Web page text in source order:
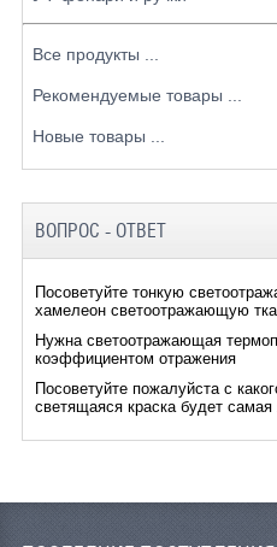
Все продукты ...
Рекомендуемые товары ...
Новые товары ...
ВОПРОС - ОТВЕТ
Посоветуйте тонкую
хамелеон светоотражающую
Нужна светоотражающая
коэффициентом отражения
Посоветуйте пожалуйста с
светящаяся краска будет самая